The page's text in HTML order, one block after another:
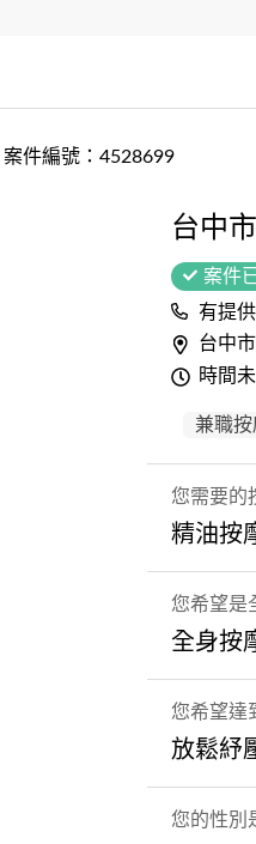
案件編號：4528699
台中
案件
有提
台中
時間
兼職按
您需要的
精油按
您希望是
全身按
您希望達
放鬆紓
您的性別